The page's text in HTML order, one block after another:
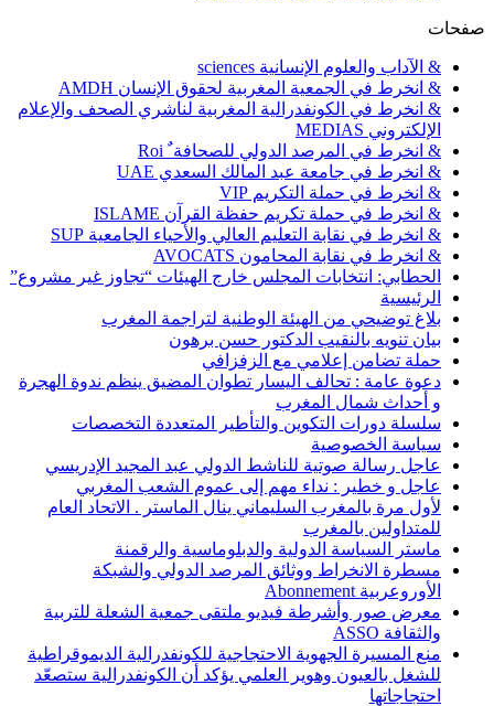
صفحات
& الآداب والعلوم الإنسانية sciences
& انخرط في الجمعية المغربية لحقوق الإنسان AMDH
& انخرط في الكونفدرالية المغربية لناشري الصحف والإعلام
الإلكتروني MEDIAS
& انخرط في المرصد الدولي للصحافة ٌ Roi
& انخرط في جامعة عبد المالك السعدي UAE
& انخرط في حملة التكريم VIP
& انخرط في حملة تكريم حفظة القرآن ISLAME
& انخرط في نقابة التعليم العالي والأحياء الجامعية SUP
& انخرط في نقابة المحامون AVOCATS
الحطابي: انتخابات المجلس خارج الهيئات “تجاوز غير مشروع”
الرئيسية
بلاغ توضيحي من الهيئة الوطنية لتراجمة المغرب
بيان تنويه بالنقيب الدكتور حسن برهون
حملة تضامن إعلامي مع الزفزافي
دعوة عامة : تحالف اليسار تطوان المضيق ينظم ندوة الهجرة
و أحداث شمال المغرب
سلسلة دورات التكوين والتأطير المتعددة التخصصات
سياسة الخصوصية
عاجل رسالة صوتية للناشط الدولي عبد المجيد الإدريسي
عاجل و خطير : نداء مهم إلى عموم الشعب المغربي
لأول مرة بالمغرب السليماني ينال الماستر . الاتحاد العام
للمتداولين بالمغرب
ماستر السياسة الدولية والدبلوماسية والرقمنة
مسطرة الانخراط ووثائق المرصد الدولي والشبكة
الأوروعربية Abonnement
معرض صور وأشرطة فيديو ملتقى جمعية الشعلة للتربية
والثقافة ASSO
منع المسيرة الجهوية الاحتجاجية للكونفدرالية الديموقراطية
للشغل بالعيون وهوير العلمي يؤكد أن الكونفدرالية ستصعّد
احتجاجاتها